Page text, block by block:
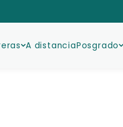
A distanciaPosgrado